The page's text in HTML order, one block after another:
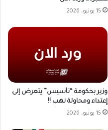
15 يونيو، 2026
وزير بحكومة “تأسيس” يتعرض إلى
إعتداء ومحاولة نهب !!
15 يونيو، 2026